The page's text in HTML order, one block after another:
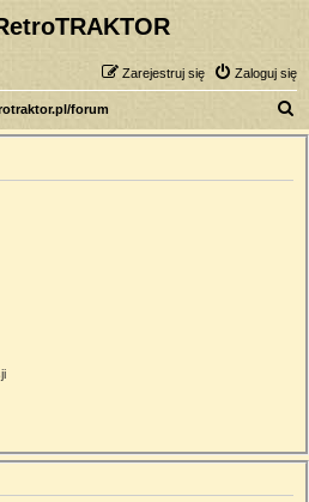
Zaloguj się
Zarejestruj się
forum
z